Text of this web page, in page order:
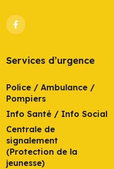
Services d’urgence
Police / Ambulance /
Pompiers
Info Santé / Info Social
Centrale de
signalement
(Protection de la
jeunesse)